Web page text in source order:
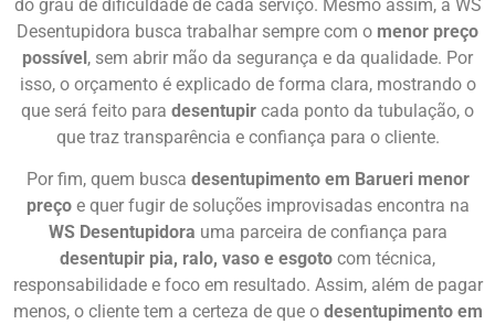
do grau de dificuldade de cada serviço. Mesmo assim, a WS
Desentupidora busca trabalhar sempre com o menor preço
possível, sem abrir mão da segurança e da qualidade. Por
isso, o orçamento é explicado de forma clara, mostrando o
que será feito para desentupir cada ponto da tubulação, o
que traz transparência e confiança para o cliente.
Por fim, quem busca desentupimento em Barueri menor
preçoe quer fugir de soluções improvisadas encontra na
WS Desentupidora uma parceira de confiança para
desentupir pia, ralo, vaso e esgoto com técnica,
responsabilidade e foco em resultado. Assim, além de pagar
menos, o cliente tem a certeza de que o desentupimento em